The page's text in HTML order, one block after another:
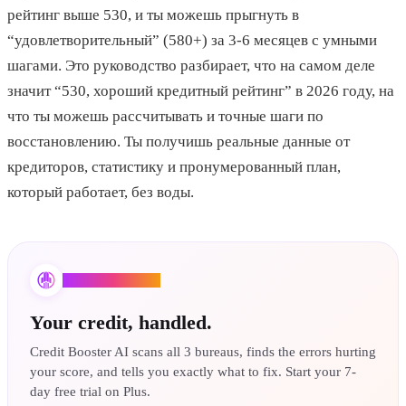
рейтинг выше 530, и ты можешь прыгнуть в
“удовлетворительный” (580+) за 3-6 месяцев с умными
шагами. Это руководство разбирает, что на самом деле
значит “530, хороший кредитный рейтинг” в 2026 году, на
что ты можешь рассчитывать и точные шаги по
восстановлению. Ты получишь реальные данные от
кредиторов, статистику и пронумерованный план,
который работает, без воды.
Your credit, handled.
Credit Booster AI scans all 3 bureaus, finds the errors hurting
your score, and tells you exactly what to fix. Start your 7-
day free trial on Plus.